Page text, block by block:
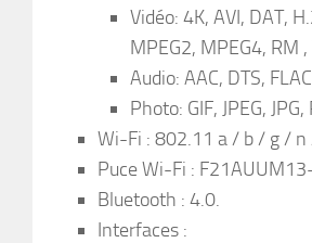
Vidéo: 4K, AVI, DAT,
MPEG2, MPEG4, RM
Audio: AAC, DTS,
Photo: GIF, JPEG, JPG,
Wi-Fi : 802.11 a / b / g / n
Puce Wi-Fi :
Bluetooth : 4.0.
Interfaces :